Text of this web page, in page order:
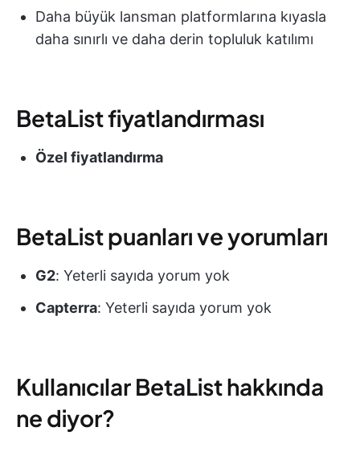
Daha büyük lansman platformlarına kıyasla
daha sınırlı ve daha derin topluluk katılımı
BetaList fiyatlandırması
Özel fiyatlandırma
BetaList puanları ve yorumları
G2: Yeterli sayıda yorum yok
Capterra: Yeterli sayıda yorum yok
Kullanıcılar BetaList hakkında
ne diyor?